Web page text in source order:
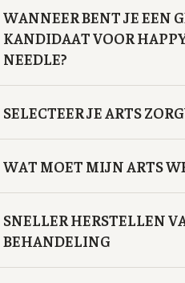
WANNEER BENT JE EEN
KANDIDAAT VOOR
NEEDLE?
SELECTEER JE ARTS
WAT MOET MIJN ARTS
SNELLER HERSTELLEN
BEHANDELING